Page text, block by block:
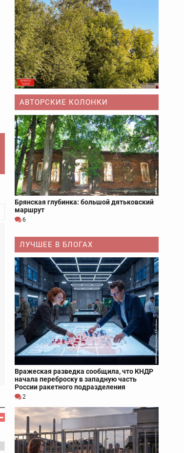
АВТОРСКИЕ КОЛОНКИ
Брянская глубинка: большой дятьковский
маршрут
6
ЛУЧШЕЕ В БЛОГАХ
Вражеская разведка сообщила, что КНДР
начала переброску в западную часть
России ракетного подразделения
2